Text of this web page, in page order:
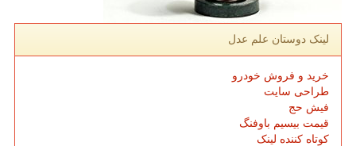
لینک دوستان علم عدل
خرید و فروش خودرو
طراحی سایت
فیش حج
قیمت بیسیم باوفنگ
کوتاه کننده لینک